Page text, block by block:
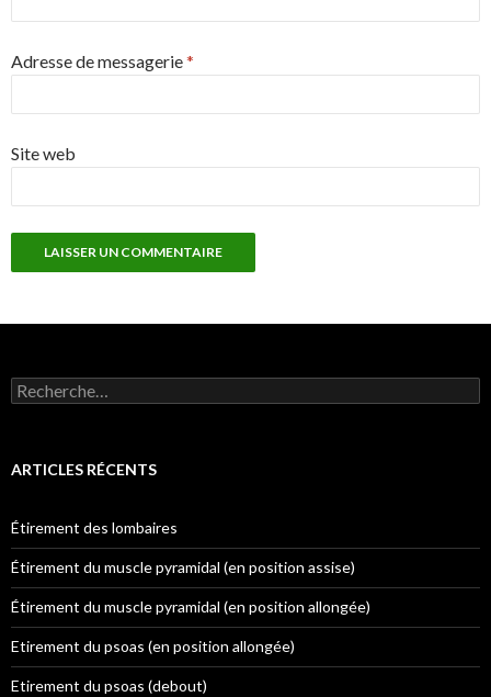
Adresse de messagerie*
Site web
Rechercher :
ARTICLES RÉCENTS
Étirement des lombaires
Étirement du muscle pyramidal (en position assise)
Étirement du muscle pyramidal (en position allongée)
Etirement du psoas (en position allongée)
Etirement du psoas (debout)